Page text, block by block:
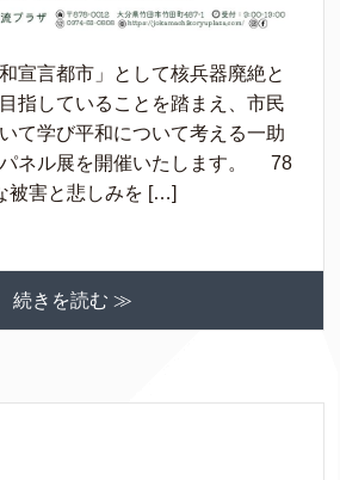
宣言都市」として核兵器廃絶と
指していることを踏まえ、市民
て学び平和について考える一助
パネル展を開催いたします。 78
被害と悲しみを […]
続きを読む ≫